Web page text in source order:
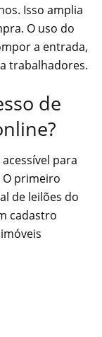
Isso amplia
O uso do
a entrada,
trabalhadores.
de
para
O primeiro
de leilões do
cadastro